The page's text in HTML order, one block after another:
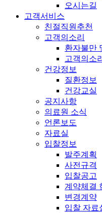
오시는길
고객서비스
친절직원추천
고객의소리
환자불만
고객의소
건강정보
질환정보
건강교실
공지사항
의료원 소식
언론보도
자료실
입찰정보
발주계획
사전규격
입찰공고
계약체결
변경계약
입찰 자료